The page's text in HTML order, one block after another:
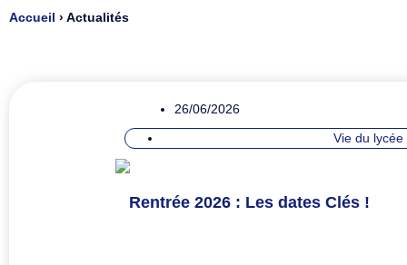
Accueil › Actualités
26/06/2026
Vie du lycée
Rentrée 2026 : Les dates Clés !